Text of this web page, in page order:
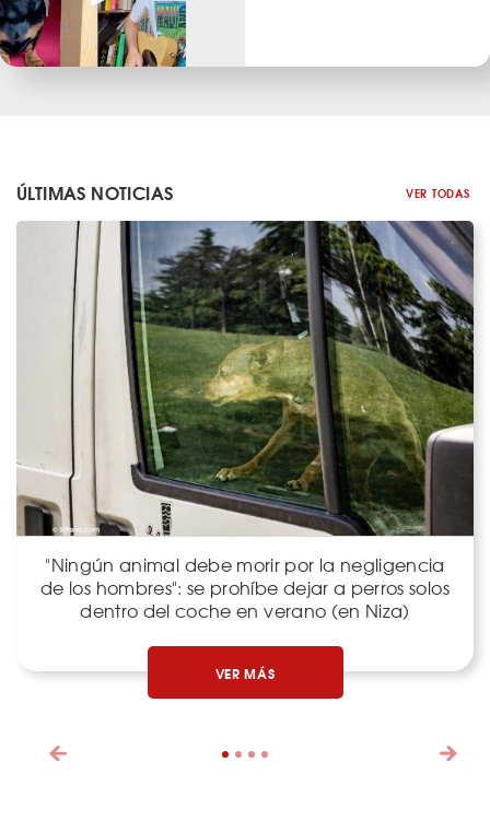
ÚLTIMAS NOTICIAS VER TODAS
"Ningún animal debe morir por la negligencia
de los hombres": se prohíbe dejar a perros solos
dentro del coche en verano (en Niza)
VER MÁS